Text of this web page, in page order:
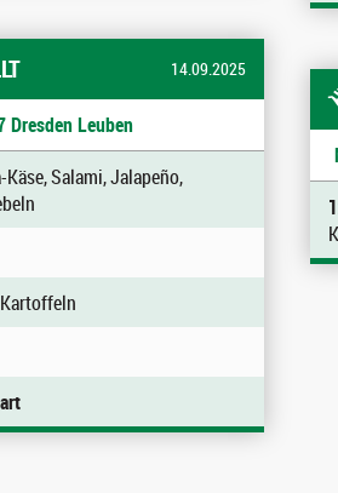
14.09.2025
Dresden Leuben
Käse, Salami, Jalapeño,